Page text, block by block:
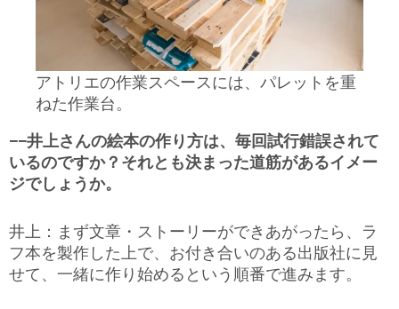
アトリエの作業スペースには、パレットを重
ねた作業台。
−−井上さんの絵本の作り方は、毎回試行錯誤されて
いるのですか？それとも決まった道筋があるイメー
ジでしょうか。
井上：まず文章・ストーリーができあがったら、ラ
フ本を製作した上で、お付き合いのある出版社に見
せて、一緒に作り始めるという順番で進みます。